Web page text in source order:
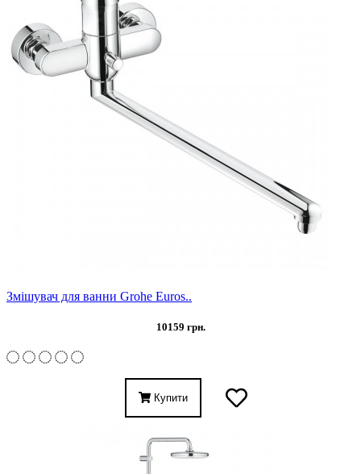
Змішувач для ванни Grohe Euros..
10159 грн.
Купити